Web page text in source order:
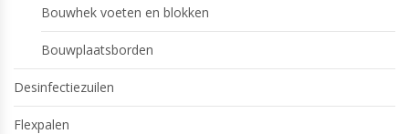
Bouwhek voeten en blokken
Bouwplaatsborden
Desinfectiezuilen
Flexpalen